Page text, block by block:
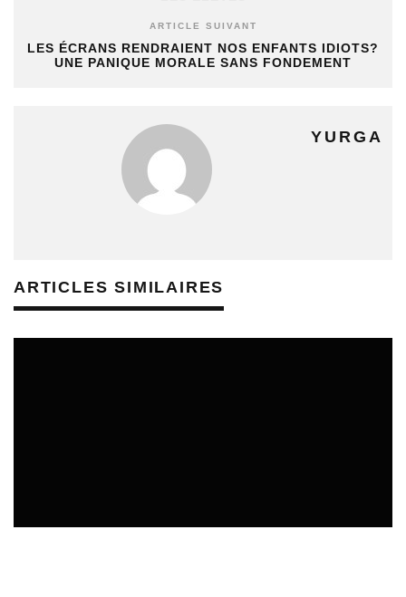
ARTICLE SUIVANT
LES ÉCRANS RENDRAIENT NOS ENFANTS IDIOTS?
UNE PANIQUE MORALE SANS FONDEMENT
YURGA
ARTICLES SIMILAIRES